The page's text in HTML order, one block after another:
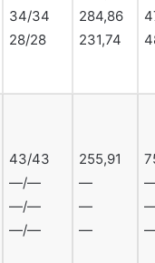
34/34
28/28
284,86
231,74
43/43
—/—
—/—
—/—
255,91
—
—
—